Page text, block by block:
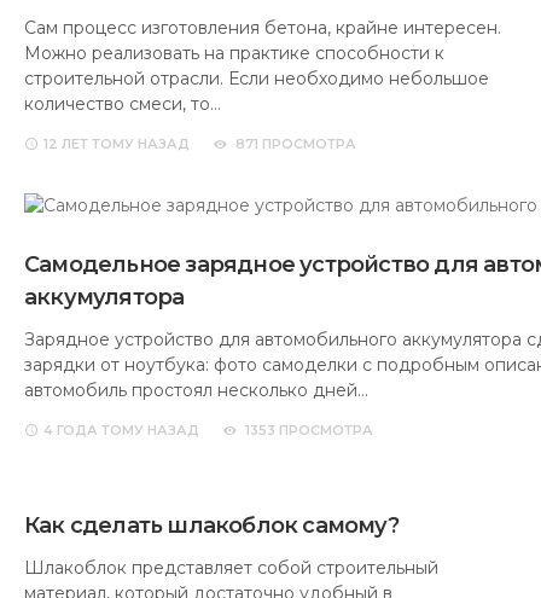
Сам процесс изготовления бетона, крайне интересен.
Можно реализовать на практике способности к
строительной отрасли. Если необходимо небольшое
количество смеси, то…
12 ЛЕТ ТОМУ НАЗАД 871 ПРОСМОТРА
Самодельное зарядное устройство для
аккумулятора
Зарядное устройство для автомобильного аккумулятора
зарядки от ноутбука: фото самоделки с подробным
автомобиль простоял несколько дней…
4 ГОДА ТОМУ НАЗАД 1353 ПРОСМОТРА
Как сделать шлакоблок самому?
Шлакоблок представляет собой строительный
материал, который достаточно удобный в